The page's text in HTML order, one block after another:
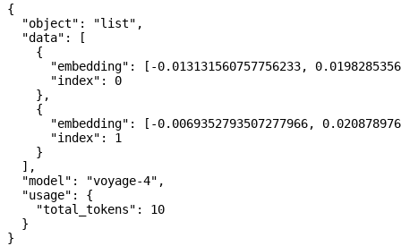
{
  "object"
: "list" ,
  "data"
: [
    {
      "embedding"
: [ -0.013131560757756233,
      "index"
: 0
    },
    {
      "embedding"
: [ -0.0069352793507277966,
      "index"
: 1
    }
  ],
  "model"
: "voyage-4" ,
  "usage"
: {
    "total_tokens"
: 10
  }
}